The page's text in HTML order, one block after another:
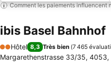
Comment les paiements influencent
ibis Basel Bahnhof
2 Étoiles
Hôtel 8,3 Très bien (7 465
Margarethenstrasse 33/35, 4053,